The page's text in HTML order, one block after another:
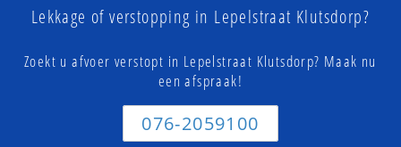
Lekkage of verstopping in Lepelstraat Klutsdorp?
Zoekt u afvoer verstopt in Lepelstraat Klutsdorp? Maak nu
een afspraak!
076-2059100